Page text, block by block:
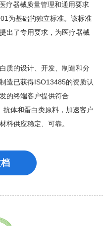
疗器械质量管理和通用要求
为基础的独立标准。该标准
出了专用要求，为医疗器械
质的设计、开发、制造和分
造已获得ISO13485的资质认
的终端客户提供符合
体和蛋白类原料，加速客户
料供应稳定、可靠。